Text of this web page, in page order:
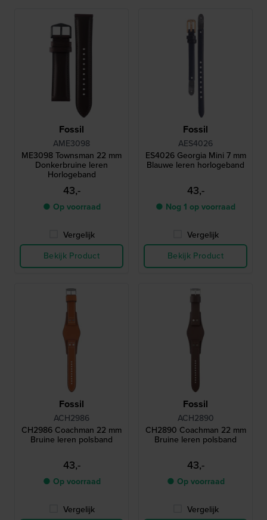
Fossil
AME3098
ME3098 Townsman 22 mm
Donkerbruine leren
Horlogeband
43,-
● Op voorraad
Vergelijk
Bekijk Product
Fossil
AES4026
ES4026 Georgia Mini 7 mm
Blauwe leren horlogeband
43,-
● Nog 1 op voorraad
Vergelijk
Bekijk Product
Fossil
ACH2986
CH2986 Coachman 22 mm
Bruine leren polsband
43,-
● Op voorraad
Vergelijk
Fossil
ACH2890
CH2890 Coachman 22 mm
Bruine leren polsband
43,-
● Op voorraad
Vergelijk